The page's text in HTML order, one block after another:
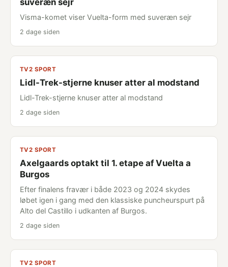
suveræn sejr
Visma-komet viser Vuelta-form med suveræn sejr
2 dage siden
TV2 SPORT
Lidl-Trek-stjerne knuser atter al modstand
Lidl-Trek-stjerne knuser atter al modstand
2 dage siden
TV2 SPORT
Axelgaards optakt til 1. etape af Vuelta a
Burgos
Efter finalens fravær i både 2023 og 2024 skydes
løbet igen i gang med den klassiske puncheurspurt på
Alto del Castillo i udkanten af Burgos.
2 dage siden
TV2 SPORT